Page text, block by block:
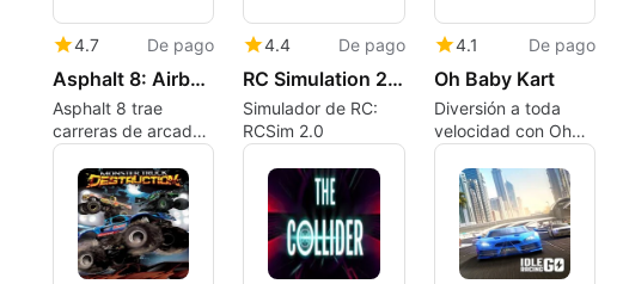
4.7 De pago
Asphalt 8: Airborne
Asphalt 8 trae
carreras de arcade
de alto vuelo a los
jugadores de Mac
4.4 De pago
RC Simulation 2.0
Simulador de RC:
RCSim 2.0
4.1 De pago
Oh Baby Kart
Diversión a toda
velocidad con Oh
Baby Kart